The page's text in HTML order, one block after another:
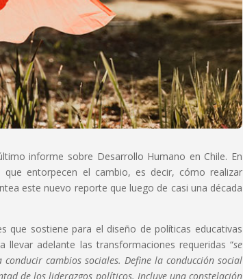
informe sobre Desarrollo Humano en Chile. En
entorpecen el cambio, es decir, cómo realizar
este nuevo reporte que luego de casi una década
que sostiene para el diseño de políticas educativas
adelante las transformaciones requeridas “se
cambios sociales. Define la conducción social
de los liderazgos políticos. Incluye una constelación